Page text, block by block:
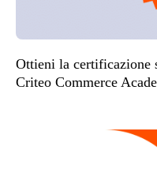
Ottieni la certificazione
Criteo Commerce